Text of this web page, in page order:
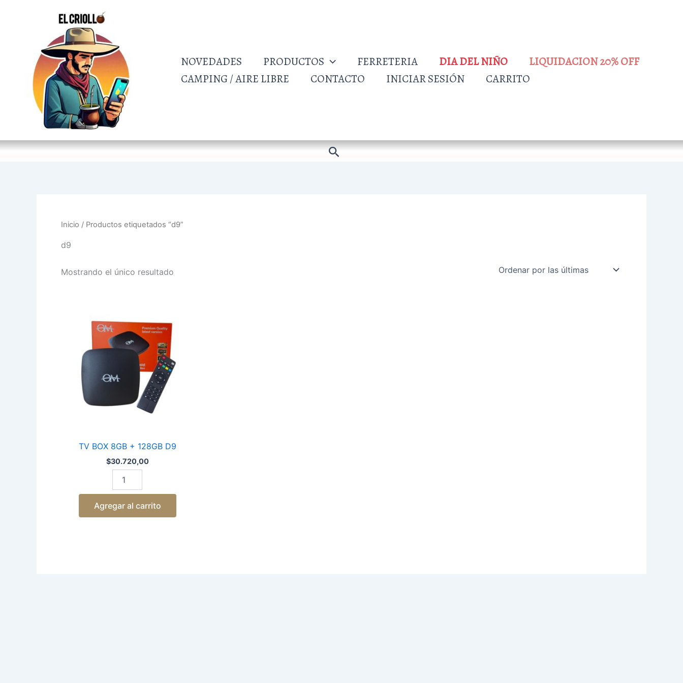
NOVEDADES PRODUCTOS FERRETERIA DIA DEL NIÑO
LIQUIDACION 20% OFF
CAMPING / AIRE LIBRE
CONTACTO INICIAR SESIÓN CARRITO
Buscar
Inicio / Productos etiquetados “d9”
d9
Mostrando el único resultado
TV BOX 8GB + 128GB D9
$30.720,00
8GB
+
128GB
cantidad
Agregar al carrito